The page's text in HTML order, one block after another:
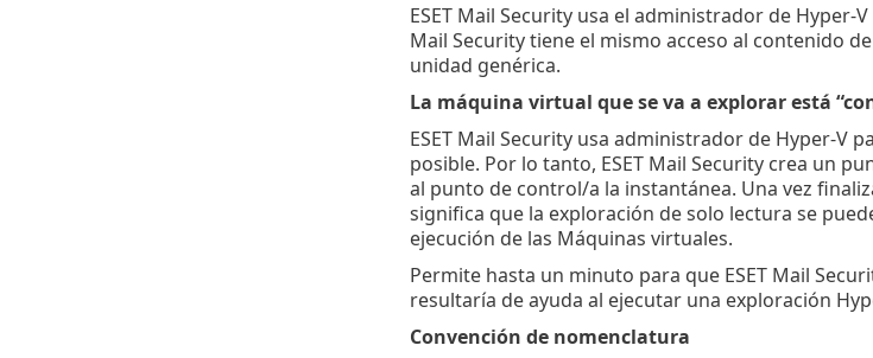
ESET Mail Security usa el administrador de Hyper-
Mail Security tiene el mismo acceso al contenido
unidad genérica.
La máquina virtual que se va a explorar está
ESET Mail Security usa administrador de Hyper-V
posible. Por lo tanto, ESET Mail Security crea un
al punto de control/a la instantánea. Una vez
significa que la exploración de solo lectura se
ejecución de las Máquinas virtuales.
Permite hasta un minuto para que ESET Mail
resultaría de ayuda al ejecutar una exploración
Convención de nomenclatura